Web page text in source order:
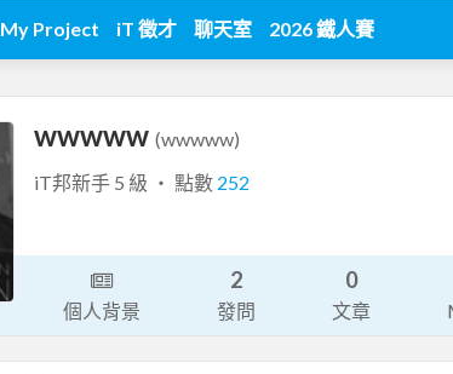
My Project iT 徵才 聊天室 2026 鐵人賽
wwwww (wwwww)
iT邦新手 5 級 ‧ 點數 252
個人背景
2
發問
0
文章